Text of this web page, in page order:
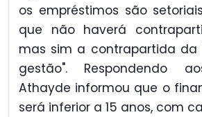
os empréstimos são
que não haverá
mas sim a contrapartida da
gestão". Respondendo
Athayde informou que o
será inferior a 15 anos, com